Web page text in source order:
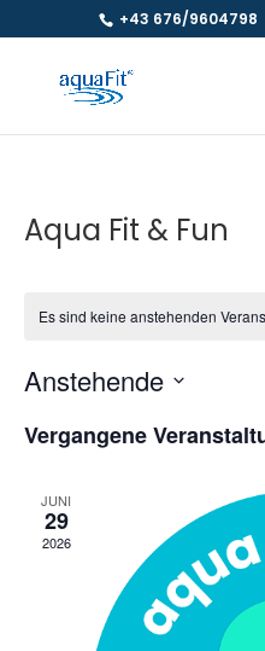
+43 676/9604798
Aqua Fit & Fun
Es sind keine anstehenden
Anstehende
wählen.
Vergangene
JUNI
29
2026